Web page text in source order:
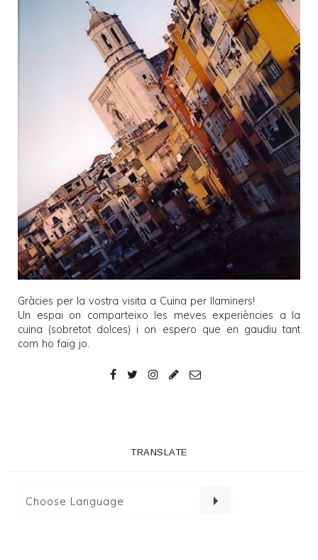
Gràcies per la vostra visita a Cuina per llaminers!
Un espai on comparteixo les meves experiències a la
cuina (sobretot dolces) i on espero que en gaudiu tant
com ho faig jo.
TRANSLATE